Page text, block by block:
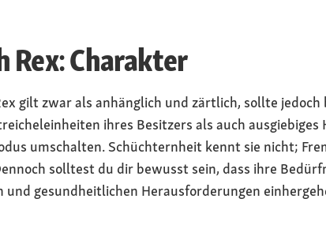
Rex: Charakter
gilt zwar als anhänglich und zärtlich, sollte
ihres Besitzers als auch
umschalten. Schüchternheit kennt sie nicht;
solltest du dir bewusst sein, dass ihre
und gesundheitlichen Herausforderungen